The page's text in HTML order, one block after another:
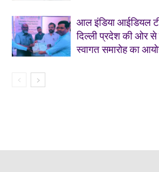
आल इंडिया आईडियल
दिल्ली प्रदेश की ओर
स्वागत समारोह का